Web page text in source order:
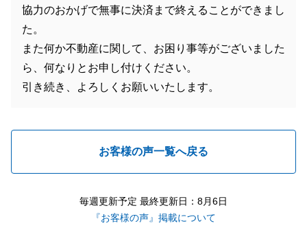
協力のおかげで無事に決済まで終えることができまし
た。
また何か不動産に関して、お困り事等がございました
ら、何なりとお申し付けください。
引き続き、よろしくお願いいたします。
お客様の声一覧へ戻る
毎週更新予定 最終更新日：8月6日
『お客様の声』掲載について